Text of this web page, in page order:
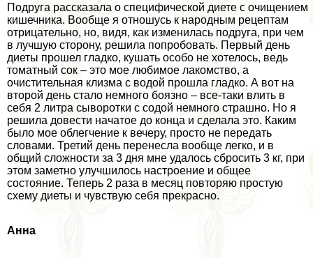
Подруга рассказала о специфической диете с очищением
кишечника. Вообще я отношусь к народным рецептам
отрицательно, но, видя, как изменилась подруга, при чем
в лучшую сторону, решила попробовать. Первый день
диеты прошел гладко, кушать особо не хотелось, ведь
томатный сок – это мое любимое лакомство, а
очистительная клизма с водой прошла гладко. А вот на
второй день стало немного боязно – все-таки влить в
себя 2 литра сыворотки с содой немного страшно. Но я
решила довести начатое до конца и сделала это. Каким
было мое облегчение к вечеру, просто не передать
словами. Третий день перенесла вообще легко, и в
общий сложности за 3 дня мне удалось сбросить 3 кг, при
этом заметно улучшилось настроение и общее
состояние. Теперь 2 раза в месяц повторяю простую
схему диеты и чувствую себя прекрасно.
Анна